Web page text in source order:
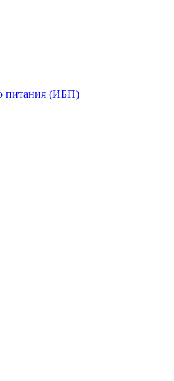
питания (ИБП)